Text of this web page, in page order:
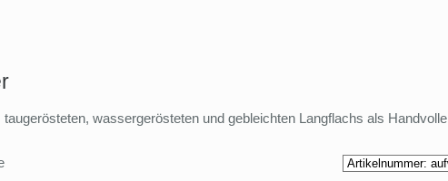
wassergerösteten und gebleichten Langflachs als